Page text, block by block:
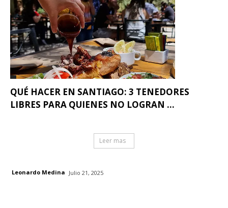
QUÉ HACER EN SANTIAGO: 3 TENEDORES
LIBRES PARA QUIENES NO LOGRAN ...
Leer mas
Leonardo Medina Julio 21, 2025